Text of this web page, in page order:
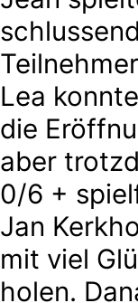
Lea
die
aber
0/6 +
Jan
mit viel
holen.